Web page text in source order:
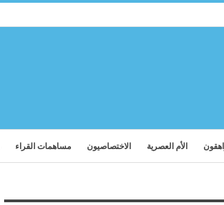
الأم العصرية الاختصاصيون مساهمات القراء